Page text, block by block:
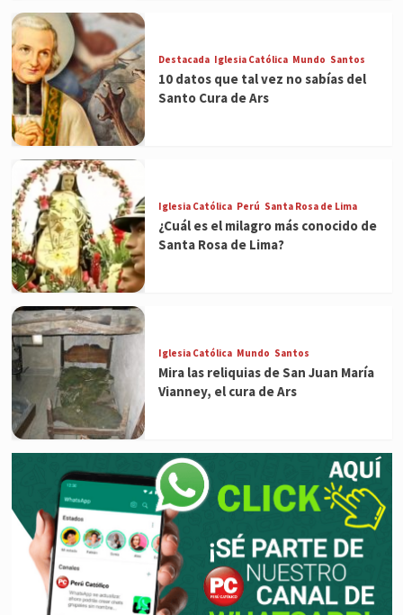
Destacada Iglesia Católica Mundo Santos
10 datos que tal vez no sabías del
Santo Cura de Ars
Iglesia Católica Perú Santa Rosa de Lima
¿Cuál es el milagro más conocido de
Santa Rosa de Lima?
Iglesia Católica Mundo Santos
Mira las reliquias de San Juan María
Vianney, el cura de Ars